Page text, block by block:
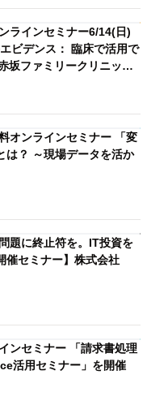
ラインセミナー6/14(日)
ビデンス： 臨床で活用で
坂ファミリークリニック/
オンラインセミナー 「変
を活か
題に終止符を。IT投資を
催セミナー】株式会社
「請求書処理
活用セミナー」を開催